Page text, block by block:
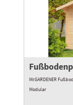
Mr.GARDENER
Modular